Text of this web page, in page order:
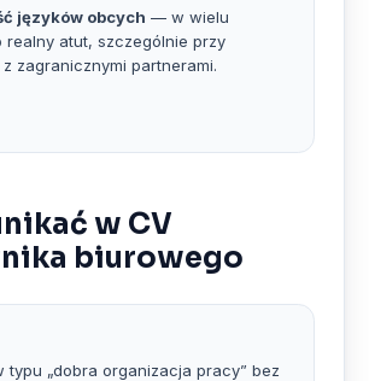
języków obcych — w wielu
realny atut, szczególnie przy
zagranicznymi partnerami.
w CV
biurowego
typu „dobra organizacja pracy” bez